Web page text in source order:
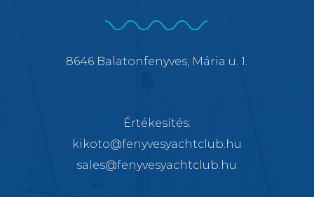
8646 Balatonfenyves, Mária u. 1.
Értékesítés:
kikoto@fenyvesyachtclub.hu
sales@fenyvesyachtclub.hu